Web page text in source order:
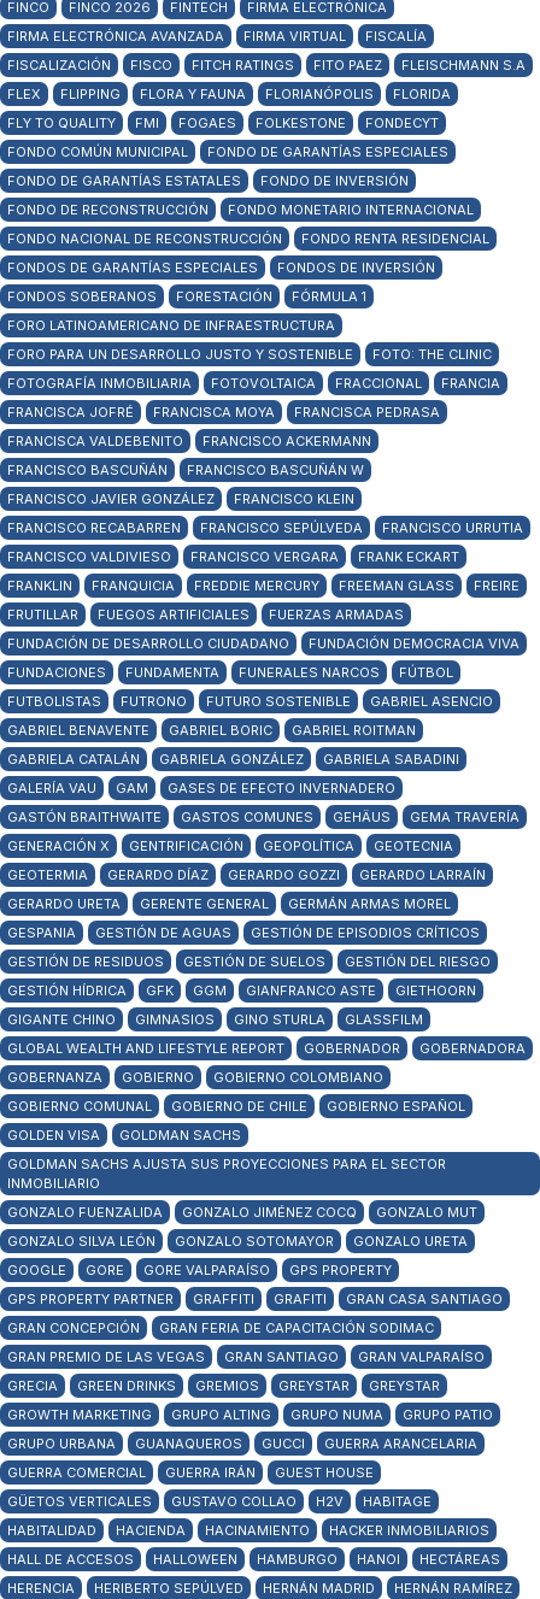
FINCO FINCO 2026 FINTECH
FIRMA ELECTRÓNICA
FIRMA ELECTRÓNICA AVANZADA
FIRMA VIRTUAL
FISCALÍA
FISCALIZACIÓN
FISCO FITCH RATINGS FITO PAEZ
FLEISCHMANN S.A
FLEX
FLIPPING FLORA Y FAUNA FLORIANÓPOLIS
FLORIDA
FLY TO QUALITY
FMI FOGAES FOLKESTONE
FONDECYT
FONDO COMÚN MUNICIPAL
FONDO DE GARANTÍAS ESPECIALES
FONDO DE GARANTÍAS ESTATALES
FONDO DE INVERSIÓN
FONDO DE RECONSTRUCCIÓN
FONDO MONETARIO INTERNACIONAL
FONDO NACIONAL DE RECONSTRUCCIÓN
FONDO RENTA RESIDENCIAL
FONDOS DE GARANTÍAS ESPECIALES
FONDOS DE INVERSIÓN
FONDOS SOBERANOS
FORESTACIÓN
FÓRMULA 1
FORO LATINOAMERICANO DE INFRAESTRUCTURA
FORO PARA UN DESARROLLO JUSTO Y SOSTENIBLE
FOTO: THE CLINIC
FOTOGRAFÍA INMOBILIARIA
FOTOVOLTAICA FRACCIONAL
FRANCIA
FRANCISCA JOFRÉ
FRANCISCA MOYA
FRANCISCA PEDRASA
FRANCISCA VALDEBENITO
FRANCISCO ACKERMANN
FRANCISCO BASCUÑÁN
FRANCISCO BASCUÑÁN W
FRANCISCO JAVIER GONZÁLEZ
FRANCISCO KLEIN
FRANCISCO RECABARREN
FRANCISCO SEPÚLVEDA
FRANCISCO URRUTIA
FRANCISCO VALDIVIESO
FRANCISCO VERGARA
FRANK ECKART
FRANKLIN
FRANQUICIA FREDDIE MERCURY FREEMAN GLASS
FREIRE
FRUTILLAR
FUEGOS ARTIFICIALES
FUERZAS ARMADAS
FUNDACIÓN DE DESARROLLO CIUDADANO
FUNDACIÓN DEMOCRACIA VIVA
FUNDACIONES
FUNDAMENTA FUNERALES NARCOS
FÚTBOL
FUTBOLISTAS
FUTRONO FUTURO SOSTENIBLE
GABRIEL ASENCIO
GABRIEL BENAVENTE
GABRIEL BORIC
GABRIEL ROITMAN
GABRIELA CATALÁN
GABRIELA GONZÁLEZ
GABRIELA SABADINI
GALERÍA VAU
GAM
GASES DE EFECTO INVERNADERO
GASTÓN BRAITHWAITE
GASTOS COMUNES GEHÄUS
GEMA TRAVERÍA
GENERACIÓN X
GENTRIFICACIÓN GEOPOLÍTICA
GEOTECNIA
GEOTERMIA
GERARDO DÍAZ GERARDO GOZZI
GERARDO LARRAÍN
GERARDO URETA
GERENTE GENERAL
GERMÁN ARMAS MOREL
GESPANIA
GESTIÓN DE AGUAS
GESTIÓN DE EPISODIOS CRÍTICOS
GESTIÓN DE RESIDUOS
GESTIÓN DE SUELOS
GESTIÓN DEL RIESGO
GESTIÓN HÍDRICA
GFK GGM GIANFRANCO ASTE
GIETHOORN
GIGANTE CHINO
GIMNASIOS GINO STURLA
GLASSFILM
GLOBAL WEALTH AND LIFESTYLE REPORT
GOBERNADOR
GOBERNADORA
GOBERNANZA
GOBIERNO
GOBIERNO COLOMBIANO
GOBIERNO COMUNAL
GOBIERNO DE CHILE
GOBIERNO ESPAÑOL
GOLDEN VISA
GOLDMAN SACHS
GOLDMAN SACHS AJUSTA SUS PROYECCIONES PARA EL SECTOR
INMOBILIARIO
GONZALO FUENZALIDA
GONZALO JIMÉNEZ COCQ
GONZALO MUT
GONZALO SILVA LEÓN
GONZALO SOTOMAYOR
GONZALO URETA
GOOGLE
GORE GORE VALPARAÍSO
GPS PROPERTY
GPS PROPERTY PARTNER
GRAFFITI GRAFITI
GRAN CASA SANTIAGO
GRAN CONCEPCIÓN
GRAN FERIA DE CAPACITACIÓN SODIMAC
GRAN PREMIO DE LAS VEGAS
GRAN SANTIAGO
GRAN VALPARAÍSO
GRECIA
GREEN DRINKS GREMIOS GREYSTAR
GREYSTAR
GROWTH MARKETING
GRUPO ALTING GRUPO NUMA
GRUPO PATIO
GRUPO URBANA
GUANAQUEROS GUCCI
GUERRA ARANCELARIA
GUERRA COMERCIAL
GUERRA IRÁN
GUEST HOUSE
GÜETOS VERTICALES
GUSTAVO COLLAO H2V
HABITAGE
HABITALIDAD
HACIENDA HACINAMIENTO
HACKER INMOBILIARIOS
HALL DE ACCESOS
HALLOWEEN HAMBURGO HANOI
HECTÁREAS
HERENCIA
HERIBERTO SEPÚLVED HERNÁN MADRID
HERNÁN RAMÍREZ